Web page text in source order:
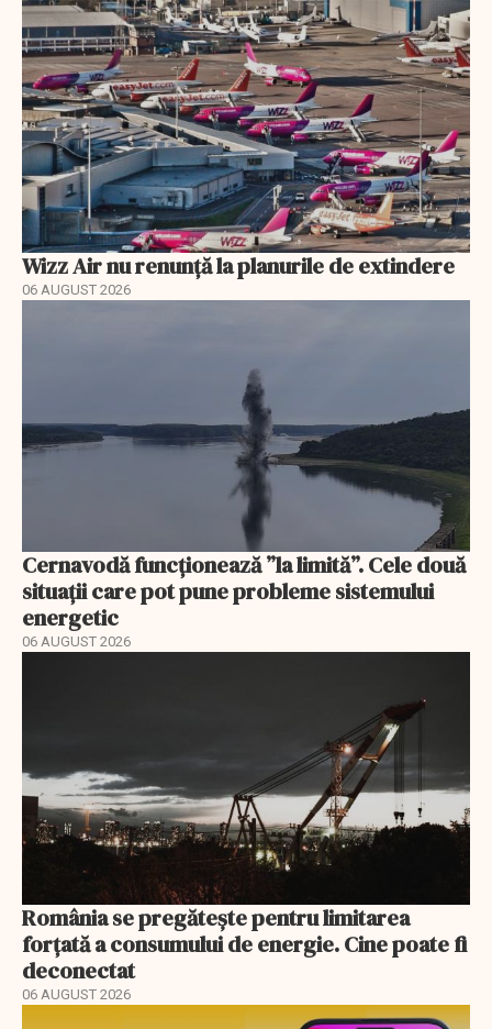
Wizz Air nu renunță la planurile de extindere
06 AUGUST 2026
Cernavodă funcționează ”la limită”. Cele două
situații care pot pune probleme sistemului
energetic
06 AUGUST 2026
România se pregătește pentru limitarea
forțată a consumului de energie. Cine poate fi
deconectat
06 AUGUST 2026